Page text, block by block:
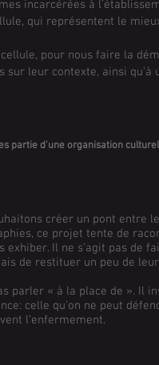
incarcérées à
qui représentent le
pour nous faire la
leur contexte, ainsi qu'à
partie d'une organisation
créer un pont entre
ce projet tente de
exhiber. Il ne s’agit pas de
de restituer un peu de
parler « à la place de ». Il
celle qu’on ne peut
l’enfermement.